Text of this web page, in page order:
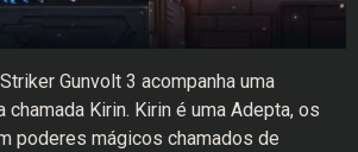
Gunvolt 3 acompanha uma
Kirin. Kirin é uma Adepta, os
poderes mágicos chamados de